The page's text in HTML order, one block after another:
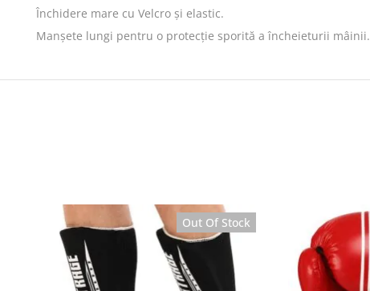
Închidere mare cu Velcro și elastic.
Manșete lungi pentru o protecție sporită a încheieturii mâinii.
New
Out Of Stock